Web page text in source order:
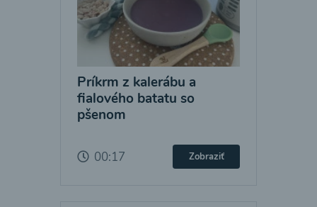
Príkrm z kalerábu a
fialového batatu so
pšenom
00:17 Zobraziť